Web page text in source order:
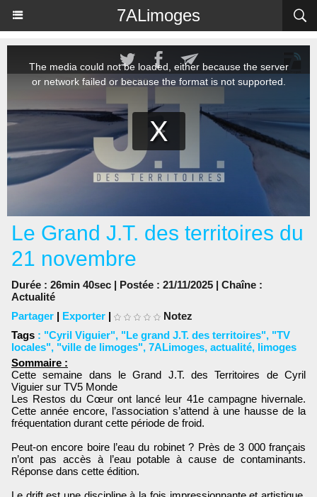
7ALimoges
Le Grand J.T. des territoires du
21 novembre
Durée : 26min 40sec | Postée : 21/11/2025 | Chaîne :
Actualité
Partager | Exporter |
Notez
Tags : "Cyril Viguier", "Le grand J.T. des territoires", "TV
locales", "ville de limoges", 7ALimoges, actualité, limoges
Sommaire :
Cette semaine dans le Grand J.T. des Territoires de Cyril
Viguier sur TV5 Monde
Les Restos du Cœur ont lancé leur 41e campagne hivernale.
Cette année encore, l’association s’attend à une hausse de la
fréquentation durant cette période de froid.
Peut-on encore boire l’eau du robinet ? Près de 3 000 français
n’ont pas accès à l’eau potable à cause de contaminants.
Réponse dans cette édition.